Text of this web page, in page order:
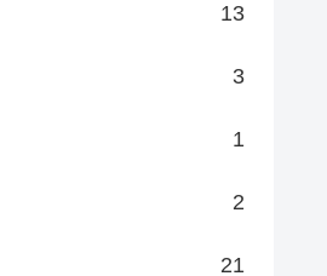
13
3
1
2
21